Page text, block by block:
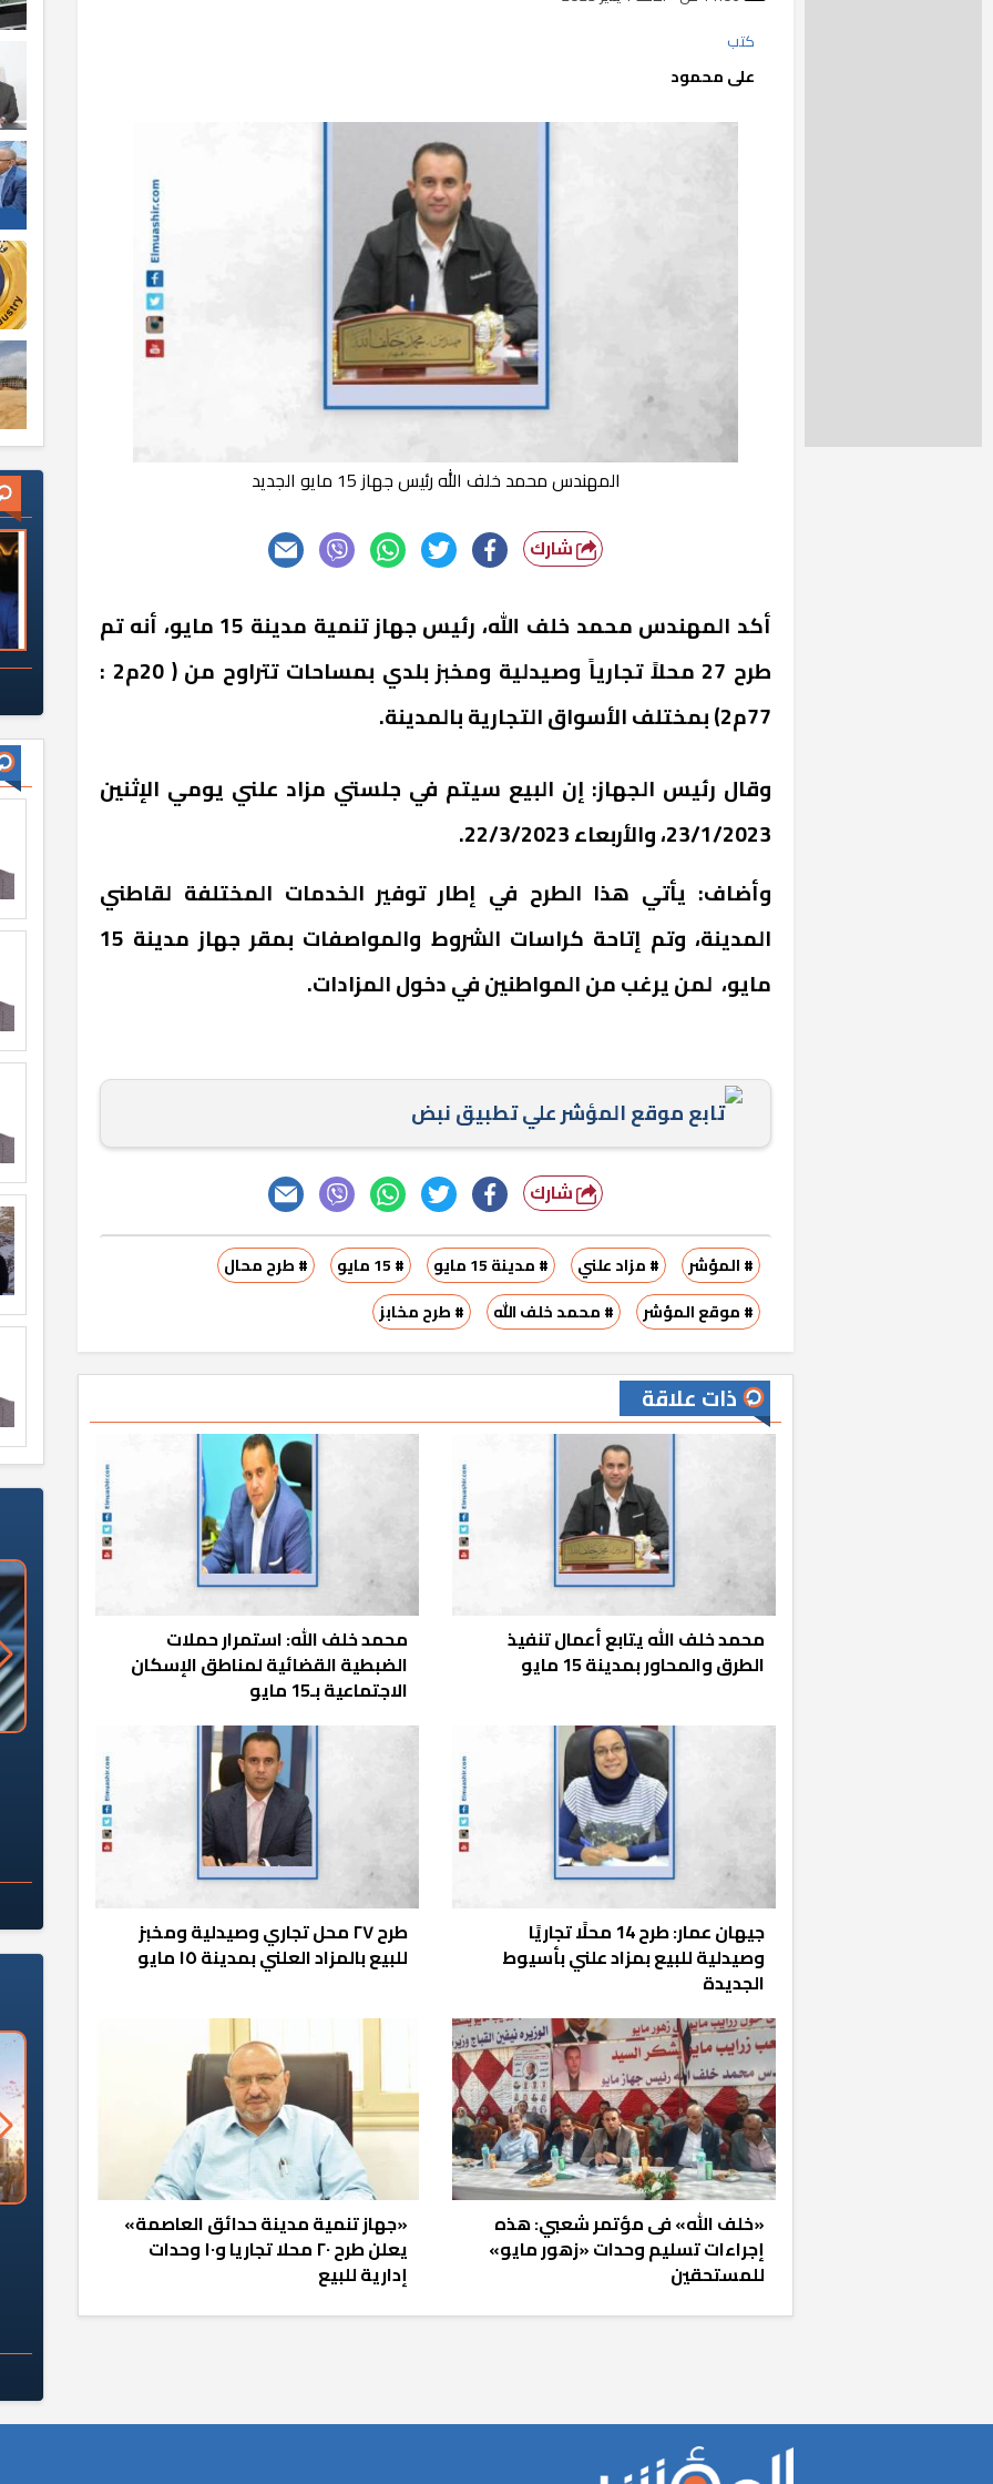
كتب
على محمود
المهندس محمد خلف الله رئيس جهاز 15 مايو الجديد
شارك
أكد المهندس محمد خلف الله، رئيس جهاز تنمية مدينة 15 مايو، أنه تم
طرح 27 محلاً تجارياً وصيدلية ومخبز بلدي بمساحات تتراوح من ( 20م2 :
77م2) بمختلف الأسواق التجارية بالمدينة.
وقال رئيس الجهاز: إن البيع سيتم في جلستي مزاد علني يومي الإثنين
23/1/2023، والأربعاء 22/3/2023.
وأضاف: يأتي هذا الطرح في إطار توفير الخدمات المختلفة لقاطني
المدينة، وتم إتاحة كراسات الشروط والمواصفات بمقر جهاز مدينة 15
مايو، لمن يرغب من المواطنين في دخول المزادات.
تابع موقع المؤشر علي تطبيق نبض
شارك
# المؤشر # مزاد علني # مدينة 15 مايو # 15 مايو
# طرح محال
# موقع المؤشر
# محمد خلف الله # طرح مخابز
ذات علاقة
محمد خلف الله يتابع أعمال تنفيذ
الطرق والمحاور بمدينة 15 مايو
محمد خلف الله: استمرار حملات
الضبطية القضائية لمناطق الإسكان
الاجتماعية بـ15 مايو
جيهان عمار: طرح 14 محلًا تجاريًا
وصيدلية للبيع بمزاد علني بأسيوط
الجديدة
طرح ٢٧ محل تجاري وصيدلية ومخبز
للبيع بالمزاد العلني بمدينة ١٥ مايو
«خلف الله» فى مؤتمر شعبي: هذه
إجراءات تسليم وحدات «زهور مايو»
للمستحقين
«جهاز تنمية مدينة حدائق العاصمة»
يعلن طرح ٢٠ محلا تجاريا و١٠ وحدات
إدارية للبيع
خشبية بفناء مقبرة "باكي"
سلامة الغذاء: 285 ألف طن صادرات
غذائية في أسبوع
«المؤشر» يطرح السؤال الصعب: هل
كان اختيار خريج معهد العاشر من
رمضان وزيرًا للإسكان قرارًا صائبًا؟
لماذا تخالف الشركات العقارية
تعليمات الرئيس السيسي؟